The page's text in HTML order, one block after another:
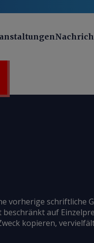
vorherige schriftliche
auf
kopieren,